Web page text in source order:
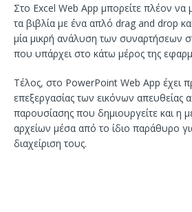
Στο Excel Web App μπορείτε πλέον να
τα βιβλία με ένα απλό drag and drop
μία μικρή ανάλυση των συναρτήσεων
που υπάρχει στο κάτω μέρος της
Τέλος, στο PowerPoint Web App έχει
επεξεργασίας των εικόνων απευθείας
παρουσίασης που δημιουργείτε και η
αρχείων μέσα από το ίδιο παράθυρο
διαχείριση τους.